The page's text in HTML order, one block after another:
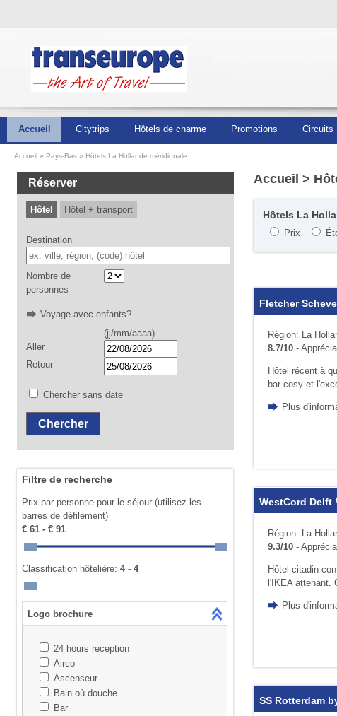
Accueil Citytrips Hôtels de charme Promotions Circuits
Accueil Pays-Bas Hôtels La Hollande méridionale
Réserver
Hôtel Hôtel + transport
Destination
Nombre de
personnes
Voyage avec enfants?
(jj/mm/aaaa)
Aller
Retour
Chercher sans date
Filtre de recherche
Prix par personne pour le séjour (utilisez les
barres de défilement)
€ 61 - € 91
Classification hôtelière:4 - 4
Logo brochure
24 hours reception
Airco
Ascenseur
Bain où douche
Bar
Accueil >
Hôtels La
Prix
Fletcher
Région: La
8.7/10-
Hôtel récent à
bar cosy et
Plus
WestCord Delft
Région: La
9.3/10-
Hôtel citadin
l'IKEA attenant.
Plus
SS Rotterdam